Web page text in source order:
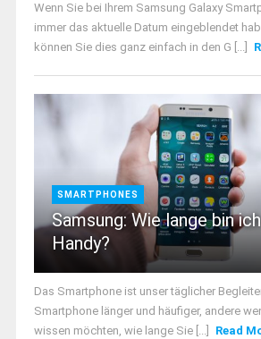
Wenn Sie bei Ihrem Samsung Galaxy
immer das aktuelle Datum eingeblendet
können Sie dies ganz einfach in den G [...]
SMARTPHONES
Samsung: Wie lange bin
Handy?
Das Smartphone ist unser täglicher
Smartphone länger und häufiger, andere
wissen möchten, wie lange Sie [...]
Read